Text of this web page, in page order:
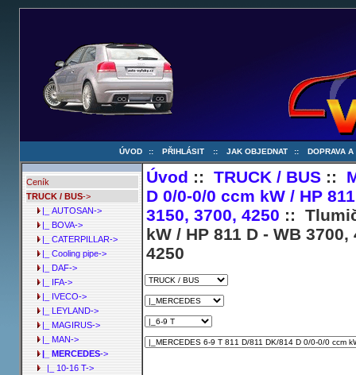
ÚVOD :: PŘIHLÁSIT :: JAK OBJEDNAT :: DOPRAVA A
Ceník
TRUCK / BUS->
|_ AUTOSAN->
|_ BOVA->
|_ CATERPILLAR->
|_ Cooling pipe->
|_ DAF->
|_ IFA->
|_ IVECO->
|_ LEYLAND->
|_ MAGIRUS->
|_ MAN->
|_ MERCEDES->
|_ 10-16 T->
Úvod ::TRUCK / BUS ::
D 0/0-0/0 ccm kW / HP
3150, 3700, 4250 ::
kW / HP 811 D - WB
4250